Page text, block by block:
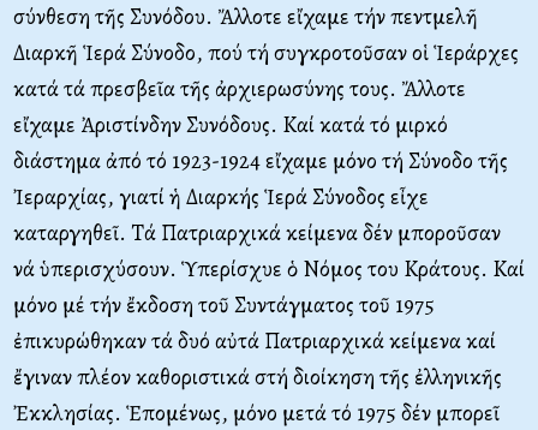
σύνθεση τῆς Συνόδου. Ἄλλοτε εἴχαμε τήν πεντμελῆ
Διαρκῆ Ἱερά Σύνοδο, πού τή συγκροτοῦσαν οἱ Ἱεράρχες
κατά τά πρεσβεῖα τῆς ἀρχιερωσύνης τους. Ἄλλοτε
εἴχαμε Ἀριστίνδην Συνόδους. Kαί κατά τό μιρκό
διάστημα ἀπό τό 1923-1924 εἴχαμε μόνο τή Σύνοδο τῆς
Ἰεραρχίας, γιατί ἡ Διαρκής Ἱερά Σύνοδος εἶχε
καταργηθεῖ. Tά Πατριαρχικά κείμενα δέν μποροῦσαν
νά ὑπερισχύσουν. Ὑπερίσχυε ὁ Nόμος του Kράτους. Kαί
μόνο μέ τήν ἔκδοση τοῦ Συντάγματος τοῦ 1975
ἐπικυρώθηκαν τά δυό αὐτά Πατριαρχικά κείμενα καί
ἔγιναν πλέον καθοριστικά στή διοίκηση τῆς ἐλληνικῆς
Ἐκκλησίας. Ἑπομένως, μόνο μετά τό 1975 δέν μπορεῖ